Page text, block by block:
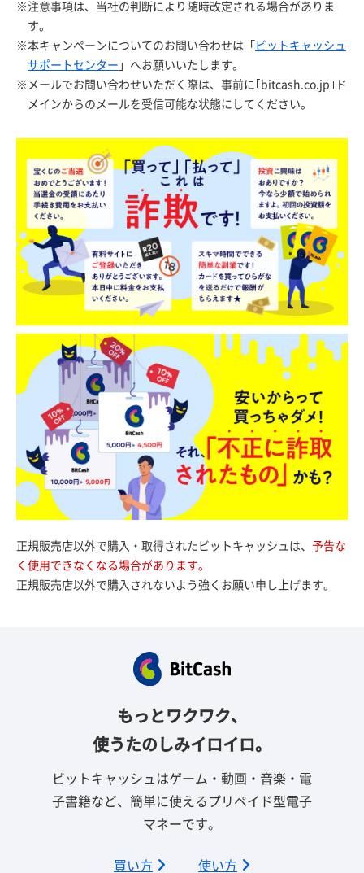
※注意事項は、当社の判断により随時改定される場合がありま
す。
※本キャンペーンについてのお問い合わせは「 ビットキャッシュ
サポートセンター 」へお願いいたします。
※メールでお問い合わせいただく際は、事前に｢bitcash.co.jp｣ド
メインからのメールを受信可能な状態にしてください。
正規販売店以外で購入・取得されたビットキャッシュは、 予告な
く使用できなくなる場合があります。
正規販売店以外で購入されないよう強くお願い申し上げます。
もっとワクワク、
使うたのしみイロイロ。
ビットキャッシュはゲーム・動画・音楽・電
子書籍など、簡単に使えるプリペイド型電子
マネーです。
買い方 使い方